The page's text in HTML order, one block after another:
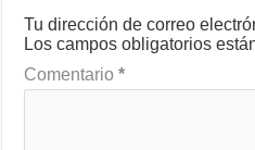
Tu dirección de correo
Los campos obligatorios
Comentario*